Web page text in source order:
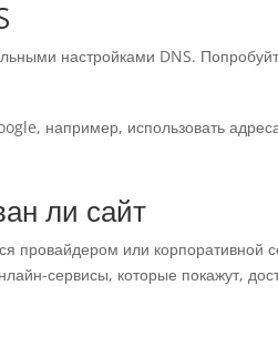
настройками DNS.
например, использовать
ли сайт
провайдером или корпоративной
сервисы, которые покажут,